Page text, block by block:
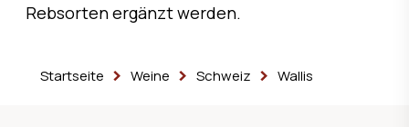
Rebsorten ergänzt werden.
Startseite Weine Schweiz Wallis